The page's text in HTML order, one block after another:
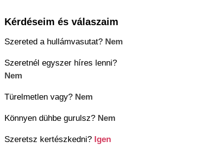
Kérdéseim és válaszaim
Szereted a hullámvasutat? Nem
Szeretnél egyszer híres lenni?
Nem
Türelmetlen vagy? Nem
Könnyen dühbe gurulsz? Nem
Szeretsz kertészkedni? Igen